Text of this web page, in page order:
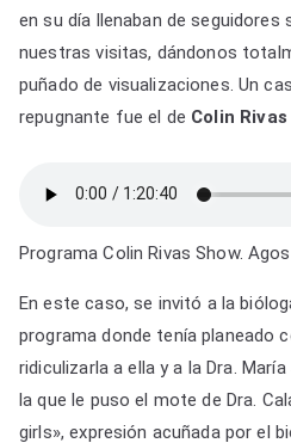
en su día llenaban de seguidores
nuestras visitas, dándonos
puñado de visualizaciones. Un
repugnante fue el de Colin
Programa Colin Rivas Show.
En este caso, se invitó a la
programa donde tenía planeado
ridiculizarla a ella y a la Dra.
la que le puso el mote de Dra.
girls», expresión acuñada por el